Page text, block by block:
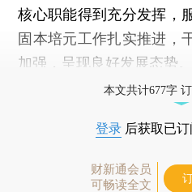
核心职能得到充分发挥，
固本培元工作扎实推进，
加强，呈现良好发展态势。
本文共计677字
登录 后获取已
财新通会员
可畅读全文